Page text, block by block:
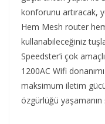
konforunu artıracak,
Hem Mesh router
kullanabileceğiniz
Speedster’i çok
1200AC Wifi
maksimum iletim
özgürlüğü